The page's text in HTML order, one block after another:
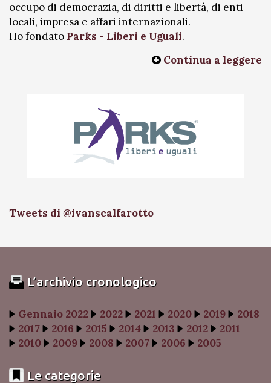
occupo di democrazia, di diritti e libertà, di enti
locali, impresa e affari internazionali.
Ho fondato Parks - Liberi e Uguali.
Continua a leggere
Tweets di @ivanscalfarotto
L’archivio cronologico
Gennaio 2022 2022 2021 2020 2019
2018
2017
2016 2015 2014 2013 2012
2011
2010
2009 2008 2007 2006 2005
Le categorie